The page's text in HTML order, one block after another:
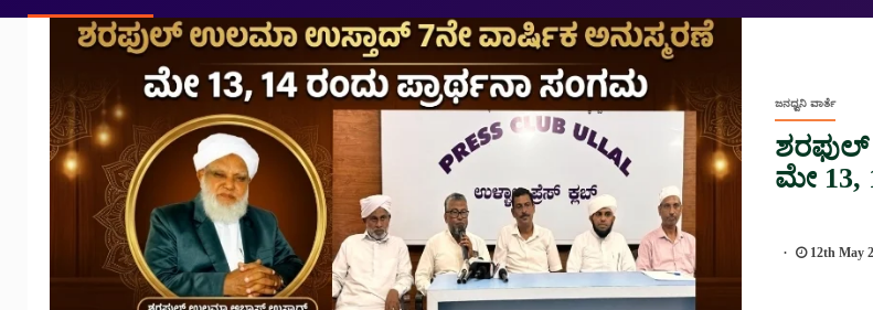
ಜನಧ್ವನಿ ವಾರ್ತೆ
ಶರಫುಲ್
ಮೇ 13,
12th May